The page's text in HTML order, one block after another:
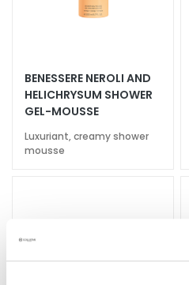
s
k
s
a
n
o
l
BENESSERE NEROLI AND
HELICHRYSUM SHOWER
GEL-MOUSSE
Luxuriant, creamy shower
mousse